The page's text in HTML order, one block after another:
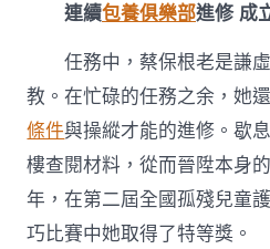
連續包養俱樂部進修 成
任務中，蔡保根老是謙
教。在忙碌的任務之余，她
條件與操縱才能的進修。歇
樓查閱材料，從而晉陞本身
年，在第二屆全國孤殘兒童
巧比賽中她取得了特等獎。